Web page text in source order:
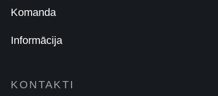
Komanda
Informācija
KONTAKTI